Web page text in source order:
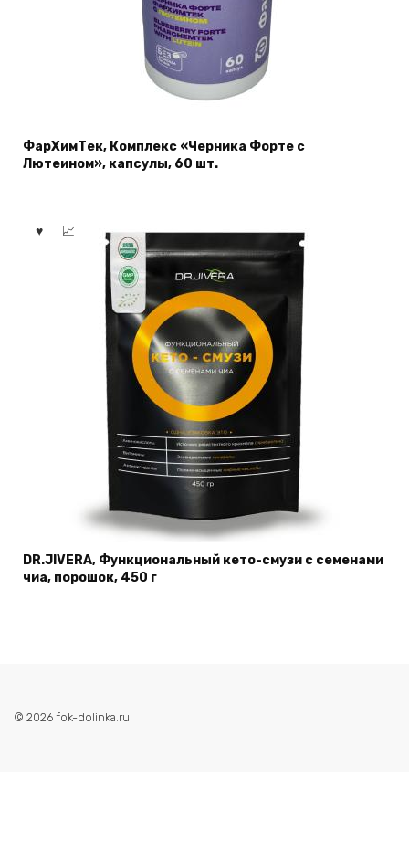
ФарХимТек, Комплекс «Черника Форте с
Лютеином», капсулы, 60 шт.
DR.JIVERA, Функциональный кето-смузи с семенами
чиа, порошок, 450 г
© 2026 fok-dolinka.ru